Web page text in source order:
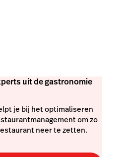
uit de gastronomie
je bij het optimaliseren
om zo
neer te zetten.